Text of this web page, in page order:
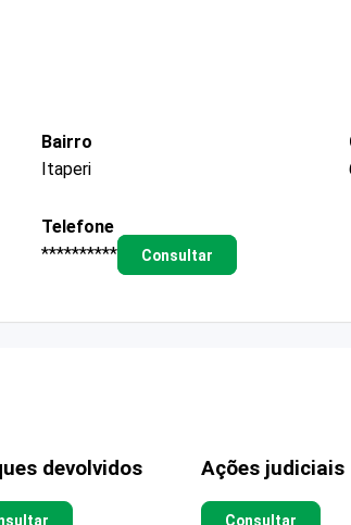
Bairro
Itaperi
Telefone
**********
Consultar
devolvidos Ações judiciais
Consultar